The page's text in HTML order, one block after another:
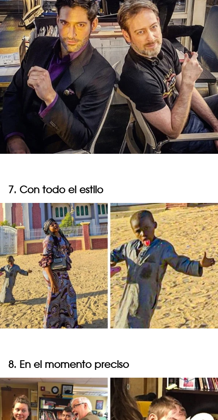
7. Con todo el estilo
8. En el momento preciso